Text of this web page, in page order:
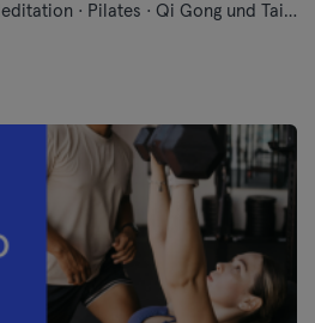
Barre · Fitness · Hyrox · Meditation · Pilates · Qi Gong und Tai Chi · Sauna · Schwimmen · Tanzen · Yoga